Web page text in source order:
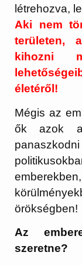
létrehozva,
Aki nem
területen,
kihozni
életéről!
Mégis az
ők azok
örökségben!
Az
szeretne?